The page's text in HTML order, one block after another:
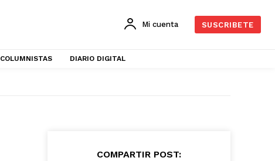
Mi cuenta SUSCRIBETE
COLUMNISTAS DIARIO DIGITAL
COMPARTIR POST: